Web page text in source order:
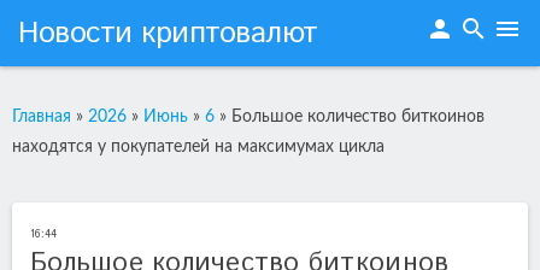
Новости криптовалют person search menu
Главная » 2026 » Июнь » 6 » Большое количество биткоинов
находятся у покупателей на максимумах цикла
16:44